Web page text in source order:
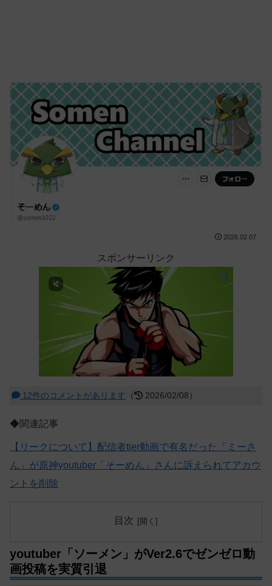
2026.02.07
スポンサーリンク
12件のコメントがあります （ 2026/02/08）
◆関連記事
【リークについて】配信者tier動画で有名だった「ミーさ
ん」が原神youtuber「そーめん」さんに訴えられてアカウ
ントを削除
目次
youtuber「ソーメン」がVer2.6でゼンゼロ動
画投稿を実質引退